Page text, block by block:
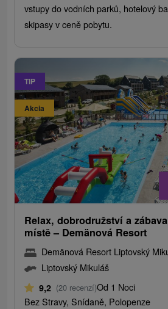
vstupy do vodních parků, hotelový
skipasy v ceně pobytu.
TIP
Akcia
Relax, dobrodružství a
místě – Demänová Resort
Demänová Resort Liptovský
Liptovský Mikuláš
9,2 (20 recenzí)Od 1 Noci
Bez Stravy, Snídaně, Polopenze